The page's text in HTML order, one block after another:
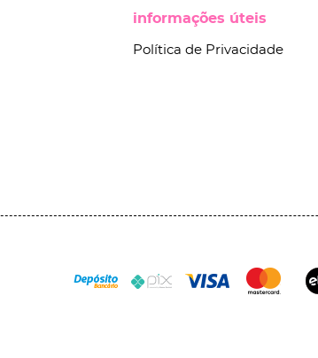
informações úteis
Política de Privacidade